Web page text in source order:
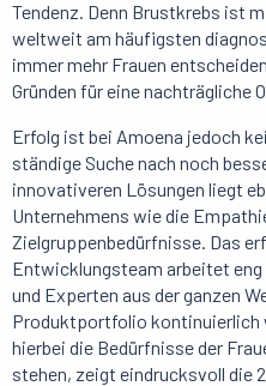
Tendenz. Denn Brustkrebs ist
weltweit am häufigsten
immer mehr Frauen
Gründen für eine nachträgliche
Erfolg ist bei Amoena jedoch
ständige Suche nach noch
innovativeren Lösungen liegt
Unternehmens wie die
Zielgruppenbedürfnisse. Das
Entwicklungsteam arbeitet
und Experten aus der ganzen
Produktportfolio kontinuierlich
hierbei die Bedürfnisse der
stehen, zeigt eindrucksvoll die